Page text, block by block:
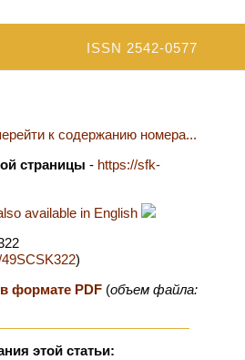
ISSN 2542-0577
к содержанию номера...
страницы - https://sfk-
available in English
)
формате PDF (объем файла:
этой статьи: